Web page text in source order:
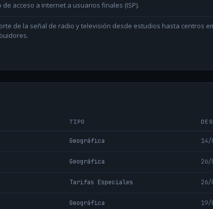
de acceso a internet a usuarios finales (ISP).
de la señal de radio y televisión desde estudios hasta centros
TIPO
Geográfica 14/
Geográfica 26/
Tarifas Especiales 26/
Geográfica 19/